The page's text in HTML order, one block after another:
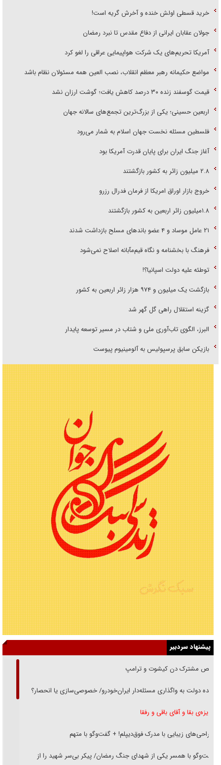
خرید قسطی اولش خنده و آخرش گریه است!
جولان عقابان ایرانی از دفاع مقدس تا نبرد رمضان
آمریکا تحریم‌های یک شرکت هواپیمایی عراقی را لغو کرد
مواضع حکیمانه رهبر معظم انقلاب، نصب العین همه مسئولان نظام باشد
قیمت گوسفند زنده ۳۰ درصد کاهش یافت؛ گوشت ارزان نشد
اربعین حسینی؛ یکی از بزرگ‌ترین تجمع‌های سالانه جهان
فلسطین مسئله نخست جهان اسلام به شمار می‌رود
آغاز جنگ ایران برای پایان قدرت آمریکا بود
۲.۸ میلیون زائر به کشور بازگشتند
خروج بازار اوراق امریکا از فرمان فدرال رزرو
۱.۸میلیون زائر اربعین به کشور بازگشتند
۲۱ عامل موساد و ۴ عضو باند‌های مسلح بازداشت شدند
فرهنگ با بخشنامه و نگاه قیم‌مآبانه اصلاح نمی‌شود
توطئه علیه دولت اسپانیا؟!
بازگشت یک میلیون و ۹۷۴ هزار زائر اربعین به کشور
گزینه استقلال راهی گل گهر شد
البرز، الگوی تاب‌آوری ملی و شتاب در مسیر توسعه پایدار
بازیکن سابق پرسپولیس به آلومینیوم پیوست
پیشنهاد سردبیر
رقص مشترک دن کیشوت و ترامپ
دنده دولت به واگذاری مسئله‌دار ایران‌خودرو/ خصوصی‌سازی یا انحصار؟
غریزه‌ی بقا و آقای باقی و رفقا
جراحی‌های زیبایی با مدرک فوق‌دیپلم! + گفت‌وگو با متهم
گفت‌وگو با همسر یکی از شهدای جنگ رمضان/ پیکر بی‌سر شهید را از